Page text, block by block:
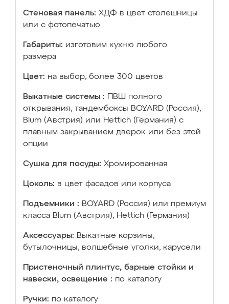
Стеновая панель: ХДФ в цвет столешницы
или с фотопечатью
Габариты: изготовим кухню любого
размера
Цвет: на выбор, более 300 цветов
Выкатные системы :
ПВШ полного
открывания, тандембоксы BOYARD (Россия),
Blum (Австрия) или Hettich (Германия) с
плавным закрыванием дверок или без этой
опции
Сушка для посуды: Хромированная
Цоколь: в цвет фасадов или корпуса
Подъемники : BOYARD (Россия) или премиум
класса Blum (Австрия), Hettich (Германия)
Аксессуары: Выкатные корзины,
бутылочницы, волшебные уголки, карусели
Пристеночный плинтус, барные стойки и
навески, освещение : по каталогу
Ручки: по каталогу